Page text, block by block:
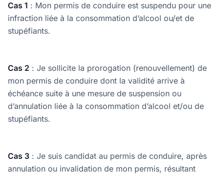
Cas 1 : Mon permis de conduire est suspendu pour une
infraction liée à la consommation d’alcool ou/et de
stupéfiants.
Cas 2 : Je sollicite la prorogation (renouvellement) de
mon permis de conduire dont la validité arrive à
échéance suite à une mesure de suspension ou
d’annulation liée à la consommation d’alcool et/ou de
stupéfiants.
Cas 3 : Je suis candidat au permis de conduire, après
annulation ou invalidation de mon permis, résultant